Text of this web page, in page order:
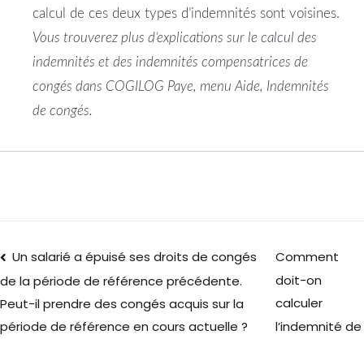
calcul de ces deux types d’indemnités sont voisines.
Vous trouverez plus d’explications sur le calcul des
indemnités et des indemnités compensatrices de
congés dans COGILOG Paye, menu Aide, Indemnités
de congés.
Un salarié a épuisé ses droits de congés
de la période de référence précédente.
Peut-il prendre des congés acquis sur la
période de référence en cours actuelle ?
Comment
doit-on
calculer
l’indemnité de